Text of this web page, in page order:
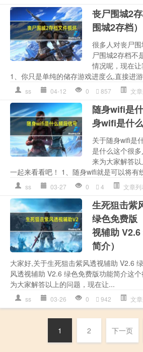
丧尸围城2
围城2存档）
很多人对丧尸
尸围城2存档不
情况呢，现在让
1、你只是单纯的储存游戏进度么,直接进
ss 04-12 0 857 文
随身wifi是
身wifi是什么
关于随身wifi是
是什么这个很
来为大家解答
一起来看看吧！ 1、随身wifi就是可以将有
ss 03-27 0 4 文章列
生死狙击紫
绿色免费版
视辅助
简介）
大家好,关于生死狙击紫风透视辅助 V2.6
风透视辅助 V2.6 绿色免费版功能简介这
为大家解答以上的问题，现在让...
ss 03-26 0 942 文
1 2 下一页